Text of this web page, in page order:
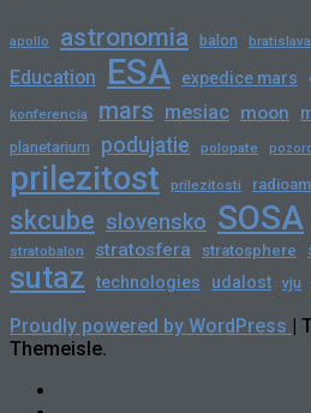
apollo astronomia balon bratislava
Education ESA expedice mars
konferencia mars mesiac moon
planetarium podujatie polopate
prilezitost prilezitosti
skcube slovensko SOSA
stratobalon stratosfera stratosphere
sutaz technologies udalost vju
Proudly powered by WordPress |
Themeisle.